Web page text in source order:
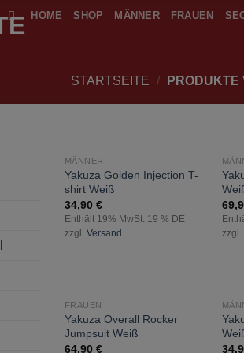
HOME SHOP MÄNNER FRAUEN
STARTSEITE / PRODUKTE
zur
Wunschliste
MÄNNER
Yakuza Golden Injection T-
shirt Weiß
34,90 €
Enthält 19% MwSt. 19 % DE
zzgl. Versand
zzgl.
zur
Wunschliste
FRAUEN
Yakuza Overall Rocker
Jumpsuit Weiß
64,90 €